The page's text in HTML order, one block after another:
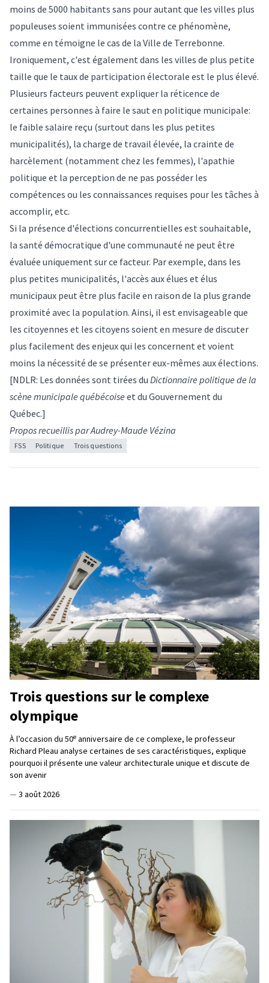
moins de 5000 habitants sans pour autant que les villes plus
populeuses soient immunisées contre ce phénomène,
comme en témoigne le cas de la Ville de Terrebonne.
Ironiquement, c'est également dans les villes de plus petite
taille que le taux de participation électorale est le plus élevé.
Plusieurs facteurs peuvent expliquer la réticence de
certaines personnes à faire le saut en politique municipale:
le faible salaire reçu (surtout dans les plus petites
municipalités), la charge de travail élevée, la crainte de
harcèlement (notamment chez les femmes), l'apathie
politique et la perception de ne pas posséder les
compétences ou les connaissances requises pour les tâches à
accomplir, etc.
Si la présence d'élections concurrentielles est souhaitable,
la santé démocratique d'une communauté ne peut être
évaluée uniquement sur ce facteur. Par exemple, dans les
plus petites municipalités, l'accès aux élues et élus
municipaux peut être plus facile en raison de la plus grande
proximité avec la population. Ainsi, il est envisageable que
les citoyennes et les citoyens soient en mesure de discuter
plus facilement des enjeux qui les concernent et voient
moins la nécessité de se présenter eux-mêmes aux élections.
[NDLR: Les données sont tirées du Dictionnaire politique de la
scène municipale québécoise et du Gouvernement du
Québec.]
Propos recueillis par Audrey-Maude Vézina
FSS Politique Trois questions
Trois questions sur le complexe
olympique
À l’occasion du 50e anniversaire de ce complexe, le professeur
Richard Pleau analyse certaines de ses caractéristiques, explique
pourquoi il présente une valeur architecturale unique et discute de
son avenir
— 3 août 2026